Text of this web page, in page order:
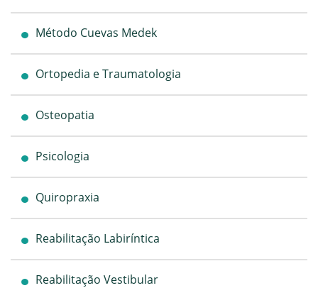
Método Cuevas Medek
Ortopedia e Traumatologia
Osteopatia
Psicologia
Quiropraxia
Reabilitação Labiríntica
Reabilitação Vestibular